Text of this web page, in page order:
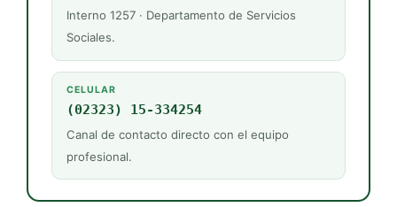
Interno 1257 · Departamento de Servicios
Sociales.
CELULAR
(02323) 15-334254
Canal de contacto directo con el equipo
profesional.